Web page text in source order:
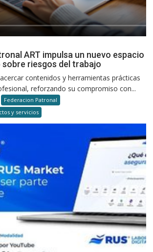
ART impulsa un nuevo espacio
riesgos del trabajo
contenidos y herramientas prácticas
reforzando su compromiso con...
Federacion Patronal
y servicios